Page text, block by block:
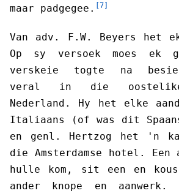
maar padgegee.
[7]
Van adv. F.W. Beyers het
Op sy versoek moes ek
verskeie togte na
veral in die
Nederland. Hy het elke
Italiaans (of was dit
en genl. Hertzog het 'n
die Amsterdamse hotel. Een
hulle kom, sit een en
ander knope en